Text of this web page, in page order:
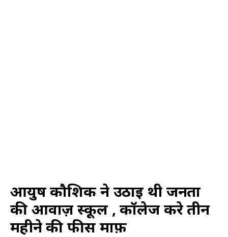
आयुष कौशिक ने उठाई थी जनता
की आवाज़ स्कूल , कॉलेज करे तीन
महीने की फीस माफ़